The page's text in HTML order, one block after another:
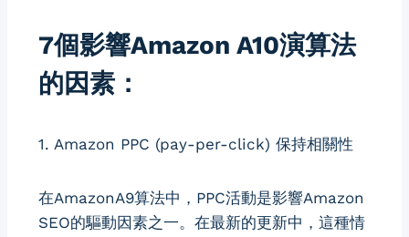
7個影響Amazon A10演算法
的因素：
1. Amazon PPC (pay-per-click) 保持相關性
在AmazonA9算法中，PPC活動是影響Amazon
SEO的驅動因素之一。在最新的更新中，這種情